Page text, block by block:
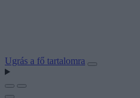
Ugrás a fő tartalomra